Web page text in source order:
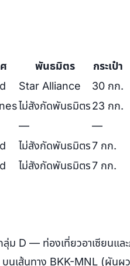
พันธมิตร
กระเป๋า
Star Alliance
30 กก.
ไม่สังกัดพันธมิตร23 กก.
—
—
ไม่สังกัดพันธมิตร7 กก.
ไม่สังกัดพันธมิตร7 กก.
ม D — ท่องเที่ยวอาเซียนแล
นเส้นทาง BKK-MNL (ผันผ